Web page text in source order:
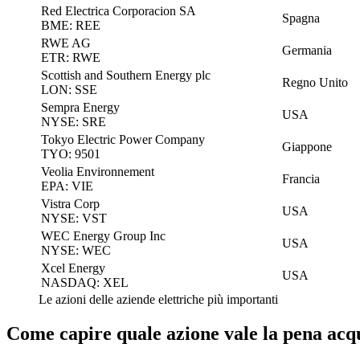
Red Electrica Corporacion SA
BME: REE
Spagna
RWE AG
ETR: RWE
Germania
Scottish and Southern Energy plc
LON: SSE
Regno Unito
Sempra Energy
NYSE: SRE
USA
Tokyo Electric Power Company
TYO: 9501
Giappone
Veolia Environnement
EPA: VIE
Francia
Vistra Corp
NYSE: VST
USA
WEC Energy Group Inc
NYSE: WEC
USA
Xcel Energy
NASDAQ: XEL
USA
Le azioni delle aziende elettriche più importanti
Come capire quale azione vale la pena